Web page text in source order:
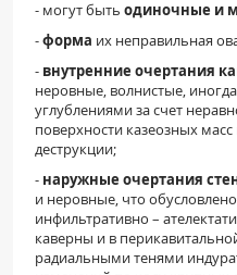
- могут быть одиночные и
-форма их неправильная
- внутренние очертания
неровные, волнистые,
углублениями за счет
поверхности казеозных
деструкции;
- наружные очертания
и неровные, что
инфильтративно –
каверны и в
радиальными тенями